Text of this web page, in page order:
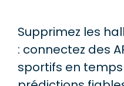
Supprimez les
: connectez des
sportifs en